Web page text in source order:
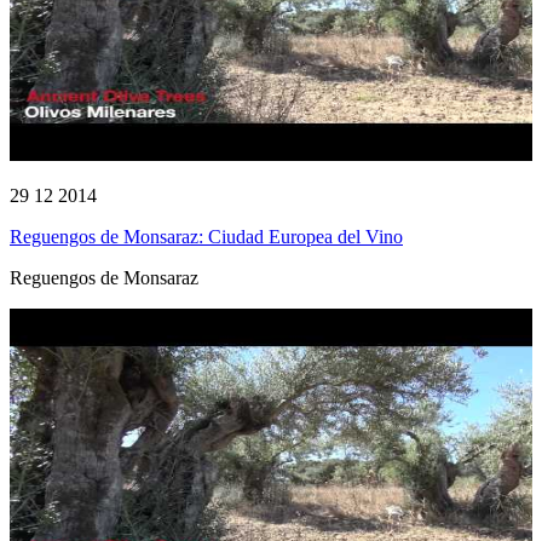
29 12 2014
Reguengos de Monsaraz: Ciudad Europea del Vino
Reguengos de Monsaraz